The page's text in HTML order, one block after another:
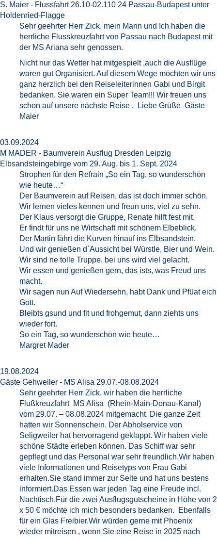
S. Maier - Flussfahrt 26.10-02.110 24 Passau-Budapest unter
Holdenried-Flagge
Sehr geehrter Herr Zick, mein Mann und Ich haben die
herrliche Flusskreuzfahrt von Passau nach Budapest mit
der MS Ariana sehr genossen.
Nicht nur das Wetter hat mitgespielt ,auch die Ausflüge
waren gut Organisiert. Auf diesem Wege möchten wir uns
ganz herzlich bei den Reiseleiterinnen Gabi und Birgit
bedanken. Sie waren ein Super Team!!! Wir freuen uns
schon auf unsere nächste Reise . Liebe Grüße Gäste
Maier
03.09.2024
M MADER - Baumverein Ausflug Dresden Leipzig
Elbsandsteingebirge vom 29. Aug. bis 1. Sept. 2024
Strophen für den Refrain „So ein Tag, so wunderschön
wie heute…“
Der Baumverein auf Reisen, das ist doch immer schön.
Wir lernen vieles kennen und freun uns, viel zu sehn.
Der Klaus versorgt die Gruppe, Renate hilft fest mit.
Er findt für uns ne Wirtschaft mit schönem Elbeblick.
Der Martin fährt die Kurven hinauf ins Elbsandstein.
Und wir genießen d`Aussicht bei Würstle, Bier und Wein.
Wir sind ne tolle Truppe, bei uns wird viel gelacht.
Wir essen und genießen gern, das ists, was Freud uns
macht.
Wir sagen nun Auf Wiedersehn, habt Dank und Pfüat eich
Gott.
Bleibts gsund und fit und frohgemut, dann ziehts uns
wieder fort.
So ein Tag, so wunderschön wie heute…
Margret Mader
19.08.2024
Gäste Gehweiler - MS Alisa 29.07.-08.08.2024
Sehr geehrter Herr Zick, wir haben die herrliche
Flußkreuzfahrt MS Alisa (Rhein-Main-Donau-Kanal)
vom 29.07. – 08.08.2024 mitgemacht. Die ganze Zeit
hatten wir Sonnenschein. Der Abholservice von
Seligweiler hat hervorragend geklappt. Wir haben viele
schöne Städte erleben können. Das Schiff war sehr
gepflegt und das Personal war sehr freundlich.Wir haben
viele Informationen und Reisetyps von Frau Gabi
erhalten.Sie stand immer zur Seite und hat uns bestens
informiert.Das Essen war jeden Tag eine Freude incl.
Nachtisch.Für die zwei Ausflugsgutscheine in Höhe von 2
x 50 € möchte ich mich besonders bedanken. Ebenfalls
für ein Glas Freibier.Wir würden gerne mit Phoenix
wieder mitreisen , wenn Sie eine Reise in 2025 nach